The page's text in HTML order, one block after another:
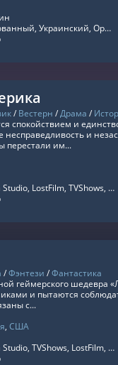
Дублированный, Украинский, Оригинальный, Субтитры, Укр. Субтитры
/ Вестерн /Драма /
спокойствием и
и
перестали им...
HDrezka Studio, LostFilm, TVShows, Кубик в Кубе, Дублированный, RezkaStudio, LE-Production, Украинский, Оригинальный, Субтитры, Укр. Субтитры
/Фэнтези /Фантастика
геймерского шедевра
и пытаются
с...
, США
HDrezka Studio, TVShows, LostFilm, Укр. Субтитры, Дублированный, Украинский, Оригинальный, Субтитры, LE-Production, AniBaza, Anilibria